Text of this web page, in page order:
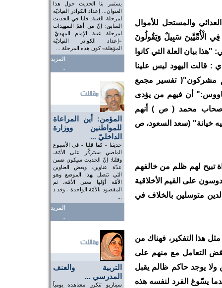
يستمر بنا الحديث حول هذا
العنوان... إعداد الكوادر القياديّة
لمرحلة الغيبة: قلنا في الحديث
السابق: إنّ من أهمّ التمهيدات
لمرحلة غيبة الإمام المهديّ:
«إعداد الكوادر القياديّة
المؤهلة» كون هذه المرحلة ...
المزيد
..
المؤمن: أين المراعاة
للمواطنين ووزارة
الداخليّ ...
حديثنا - كما قلنا - في الأسبوع
الماضي سيتركّز على الأمّة،
وقلنا: إنّ الحديث سيكون ضمن
عدّة عناوين، وبعض العناوين
التي تتصل بهذا الموضع وهو
الأمّة أوّلها معنى الأمّة، ثم
المقصود بالأمّة الواحدة - وقد ذ
المزيد
..
التربية والعنف
المدرسي ...
سيناريو تتكرر مشاهده يومياً
والمستحل للأموال
فِي الْأُمِّيِّينَ سَبِيلٌ وَيَقُولُونَ
بيان العلة التي كانوا
أي : قالت اليهود ليس علينا
مشركون"( تفسير مجمع
ابن طاووس:" أن فيهم من يؤدى
وأصحاب محمد ( ص ) أنهم
فيه خيانة" (سعد السعود، ص
تبيح لهم ظلم من خالفهم
على القيم الأخلاقية
متوسلين بالخلاف في
هذا التفكير، فهناك من
التعامل مع منهم على
ولا يوجد حاكم ظالم يقبل
يسّوغ الفرد لنفسه هذه